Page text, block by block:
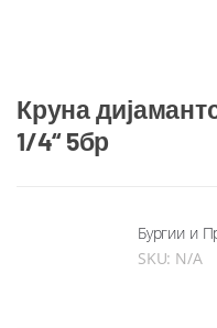
Круна
1/4“ 5бр
Бургии и
SKU: N/A